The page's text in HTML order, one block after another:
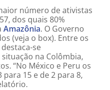
número de ativistas
dos quais 80%
Amazônia. O Governo
(veja o box). Entre os
se
na Colômbia,
“No México e Peru os
15 e de 2 para 8,